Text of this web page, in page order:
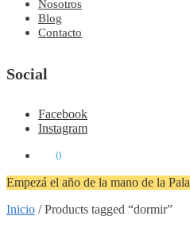
Nosotros
Blog
Contacto
Social
Facebook
Instagram
0
Empezá el año de la mano de la
Inicio /Products tagged “dormir”